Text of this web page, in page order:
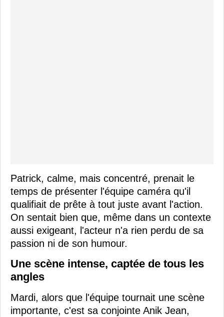
Patrick, calme, mais concentré, prenait le
temps de présenter l'équipe caméra qu'il
qualifiait de prête à tout juste avant l'action.
On sentait bien que, même dans un contexte
aussi exigeant, l'acteur n'a rien perdu de sa
passion ni de son humour.
Une scène intense, captée de tous les
angles
Mardi, alors que l'équipe tournait une scène
importante, c'est sa conjointe Anik Jean,